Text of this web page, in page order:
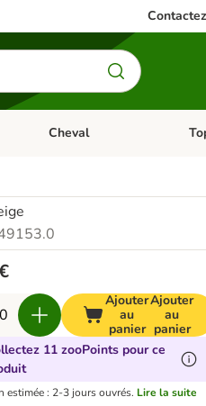
Poisson
Dérouler les catégories:
Cheval
Ajouter
au
panier
Ajouter
au
panier
11 zooPoints pour ce
estimée : 2-3 jours ouvrés. Lire la suite